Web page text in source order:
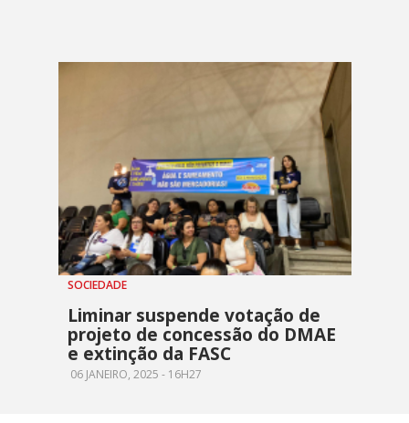
SOCIEDADE
Liminar suspende votação de
projeto de concessão do DMAE
e extinção da FASC
06 JANEIRO, 2025 - 16H27